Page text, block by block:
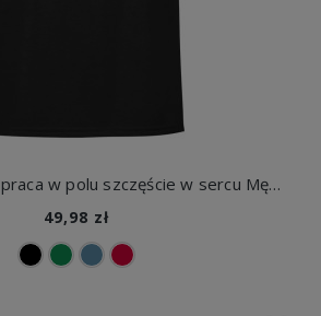
dla Rolnika rolnik praca w polu szczęście w sercu Męska koszulka
49,98 zł